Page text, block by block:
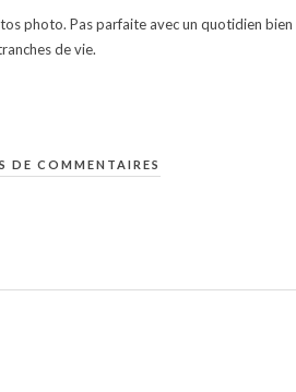
photo. Pas parfaite avec un quotidien
de vie.
DE COMMENTAIRES